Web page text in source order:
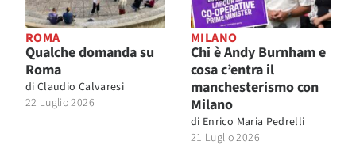
ROMA
Qualche domanda su
Roma
di Claudio Calvaresi
22 Luglio 2026
MILANO
Chi è Andy Burnham e
cosa c’entra il
manchesterismo con
Milano
di Enrico Maria Pedrelli
21 Luglio 2026